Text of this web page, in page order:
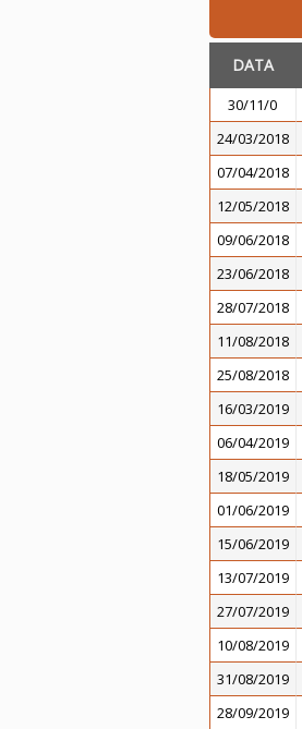
DATA
30/11/0
24/03/2018
07/04/2018
12/05/2018
09/06/2018
23/06/2018
28/07/2018
11/08/2018
25/08/2018
16/03/2019
06/04/2019
18/05/2019
01/06/2019
15/06/2019
13/07/2019
27/07/2019
10/08/2019
31/08/2019
28/09/2019